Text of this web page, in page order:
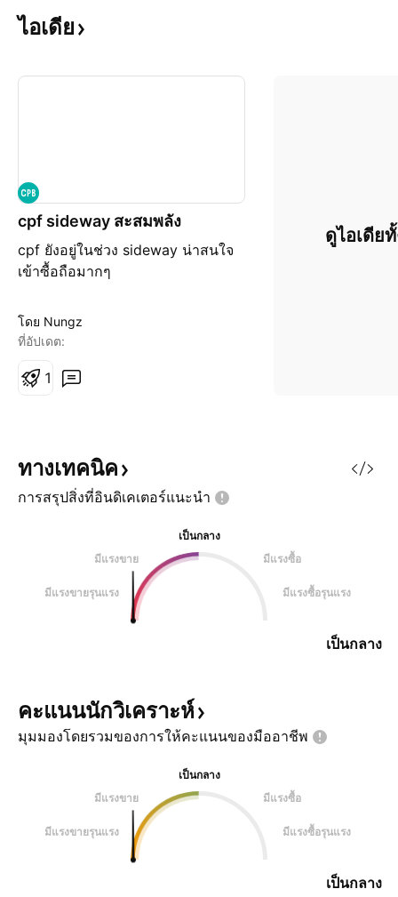
ไอเดีย
cpf sideway สะสมพลัง
cpf ยังอยู่ในช่วง sideway น่าสนใจ
เข้าซื้อถือมากๆ
โดย Nungz
ที่อัปเดต:
1
ดูไอเดีย
ทางเทคนิค
การสรุปสิ่งที่อินดิเคเตอร์แนะนำ
เป็นกลาง
มีแรงขาย
มีแรงซื้อ
มีแรงขายรุนแรง มีแรงซื้อรุนแรง
เป็นกลาง
คะแนนนักวิเคราะห์
มุมมองโดยรวมของการให้คะแนนของมืออาชีพ
เป็นกลาง
มีแรงขาย
มีแรงซื้อ
มีแรงขายรุนแรง มีแรงซื้อรุนแรง
เป็นกลาง